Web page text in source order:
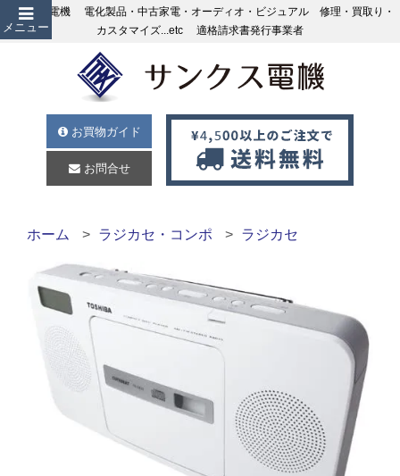
メニュー
サンクス電機 電化製品・中古家電・オーディオ・ビジュアル 修理・買取り・
カスタマイズ...etc 適格請求書発行事業者
お買物ガイド
お問合せ
ホーム ラジカセ・コンポ ラジカセ